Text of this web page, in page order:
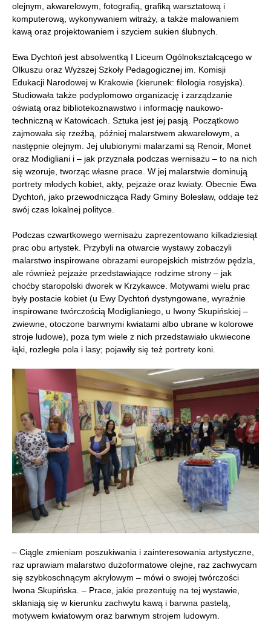
olejnym, akwarelowym, fotografią, grafiką warsztatową i
komputerową, wykonywaniem witraży, a także malowaniem
kawą oraz projektowaniem i szyciem sukien ślubnych.
Ewa Dychtoń jest absolwentką I Liceum Ogólnokształcącego w
Olkuszu oraz Wyższej Szkoły Pedagogicznej im. Komisji
Edukacji Narodowej w Krakowie (kierunek: filologia rosyjska).
Studiowała także podyplomowo organizację i zarządzanie
oświatą oraz bibliotekoznawstwo i informację naukowo-
techniczną w Katowicach. Sztuka jest jej pasją. Początkowo
zajmowała się rzeźbą, później malarstwem akwarelowym, a
następnie olejnym. Jej ulubionymi malarzami są Renoir, Monet
oraz Modigliani i – jak przyznała podczas wernisażu – to na nich
się wzoruje, tworząc własne prace. W jej malarstwie dominują
portrety młodych kobiet, akty, pejzaże oraz kwiaty. Obecnie Ewa
Dychtoń, jako przewodnicząca Rady Gminy Bolesław, oddaje też
swój czas lokalnej polityce.
Podczas czwartkowego wernisażu zaprezentowano kilkadziesiąt
prac obu artystek. Przybyli na otwarcie wystawy zobaczyli
malarstwo inspirowane obrazami europejskich mistrzów pędzla,
ale również pejzaże przedstawiające rodzime strony – jak
choćby staropolski dworek w Krzykawce. Motywami wielu prac
były postacie kobiet (u Ewy Dychtoń dystyngowane, wyraźnie
inspirowane twórczością Modiglianiego, u Iwony Skupińskiej –
zwiewne, otoczone barwnymi kwiatami albo ubrane w kolorowe
stroje ludowe), poza tym wiele z nich przedstawiało ukwiecone
łąki, rozległe pola i lasy; pojawiły się też portrety koni.
– Ciągle zmieniam poszukiwania i zainteresowania artystyczne,
raz uprawiam malarstwo dużoformatowe olejne, raz zachwycam
się szybkoschnącym akrylowym – mówi o swojej twórczości
Iwona Skupińska. – Prace, jakie prezentuję na tej wystawie,
skłaniają się w kierunku zachwytu kawą i barwna pastelą,
motywem kwiatowym oraz barwnym strojem ludowym.